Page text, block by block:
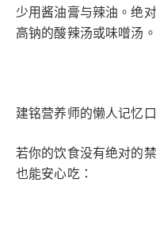
少用酱油膏与辣油。​绝
高钠的酸辣汤或味噌汤。
建铭营养师的懒人记忆
若你的​饮食没有绝对的
也能安心吃：